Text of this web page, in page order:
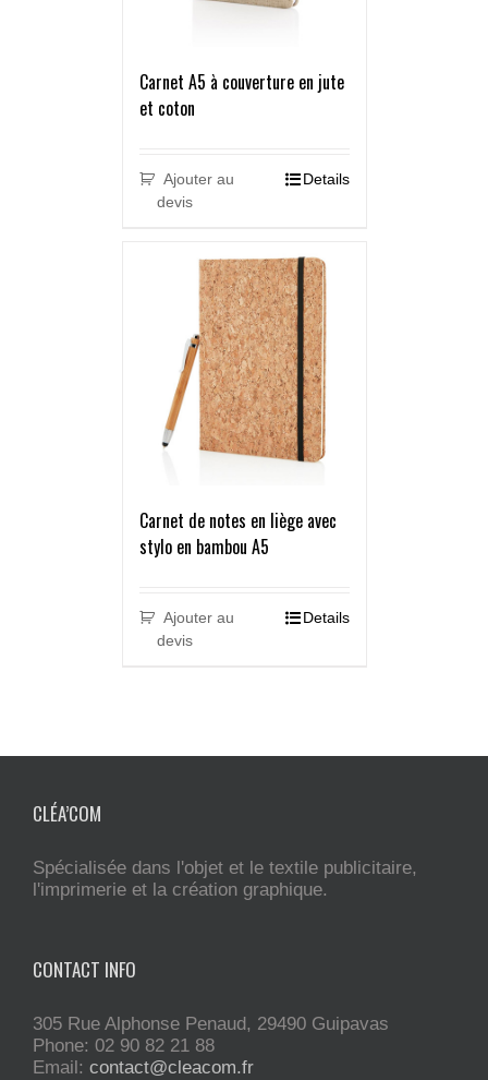
Carnet A5 à couverture en jute
et coton
Ajouter au
devis
Details
Carnet de notes en liège avec
stylo en bambou A5
Ajouter au
devis
Details
CLÉA’COM
Spécialisée dans l'objet et le textile publicitaire,
l'imprimerie et la création graphique.
CONTACT INFO
305 Rue Alphonse Penaud, 29490 Guipavas
Phone: 02 90 82 21 88
Email: contact@cleacom.fr